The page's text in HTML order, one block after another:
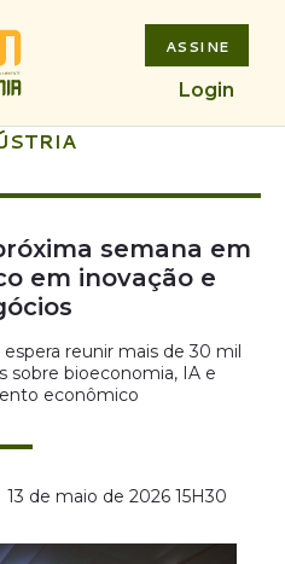
ASSINE
Login
semana em
em inovação e
reunir mais de 30 mil
sobre bioeconomia, IA e
econômico
| 13 de maio de 2026 15H30